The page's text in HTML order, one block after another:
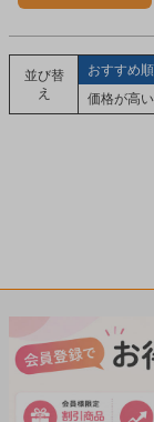
並び替
え
おすすめ順
価格が高